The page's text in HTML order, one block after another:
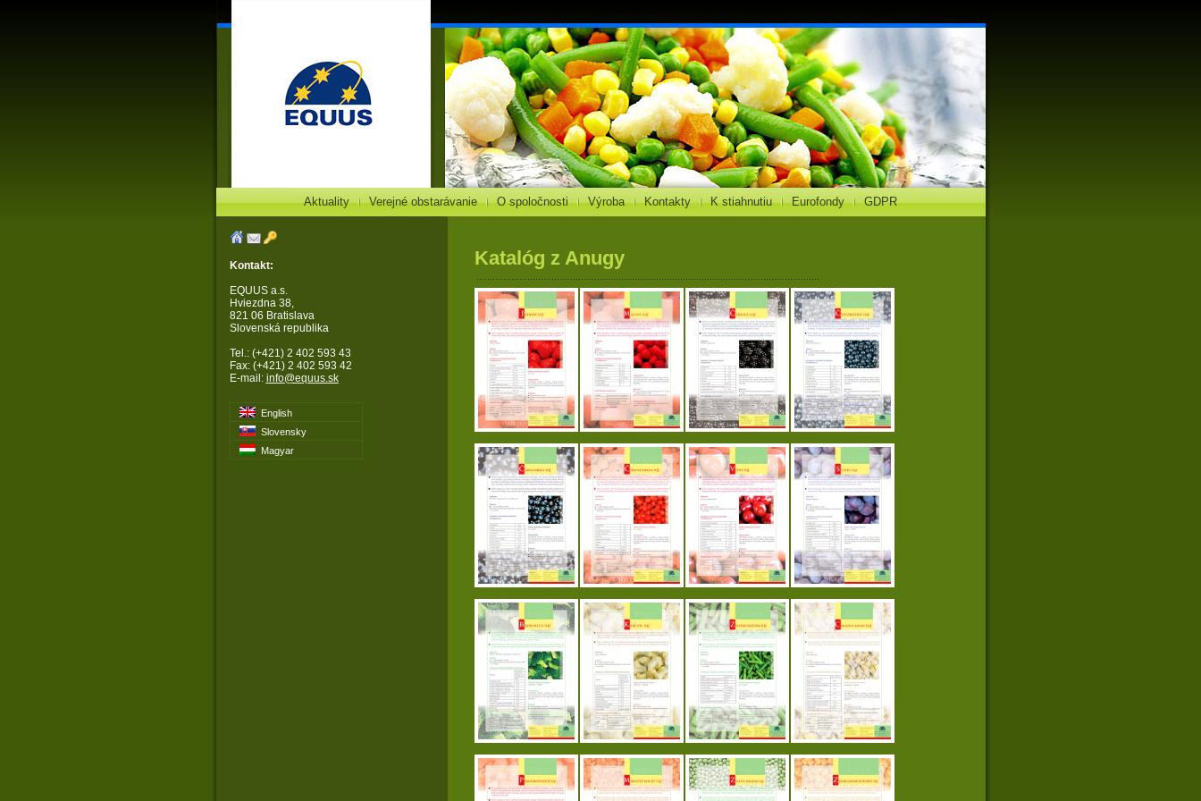
Aktuality Verejné obstarávanie O spoločnosti Výroba Kontakty K stiahnutiu Eurofondy GDPR
Kontakt:
EQUUS a.s.
Hviezdna 38,
821 06 Bratislava
Slovenská republika
Tel.: (+421) 2 402 593 43
Fax: (+421) 2 402 593 42
E-mail: info@equus.sk
English
Slovensky
Magyar
Katalóg z Anugy